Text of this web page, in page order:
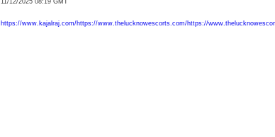
11/12/2025 08:19 GMT
https://www.kajalraj.com/https://www.thelucknowescorts.com/https://